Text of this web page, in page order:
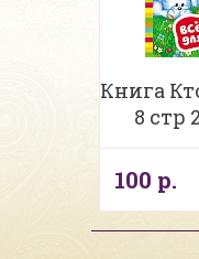
Книга
8 стр
100 р.